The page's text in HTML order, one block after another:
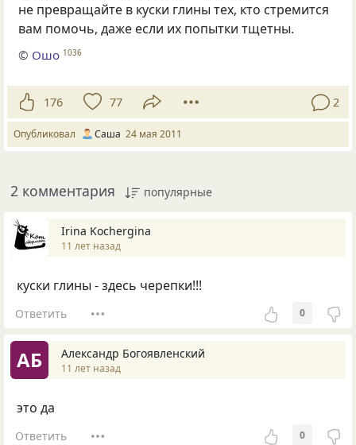
не превращайте в куски глины тех, кто стремится
вам помочь, даже если их попытки тщетны.
© Ошо 1036
176 77 2
Опубликовал Саша 24 мая 2011
2 комментария популярные
Irina Kochergina
11 лет назад
куски глины - здесь черепки!!!
Ответить 0
АБ Александр Богоявленский
11 лет назад
это да
Ответить 0